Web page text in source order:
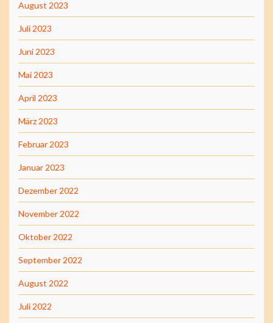
August 2023
Juli 2023
Juni 2023
Mai 2023
April 2023
März 2023
Februar 2023
Januar 2023
Dezember 2022
November 2022
Oktober 2022
September 2022
August 2022
Juli 2022